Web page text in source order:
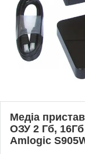
Медіа
ОЗУ 2 Гб,
Amlogic